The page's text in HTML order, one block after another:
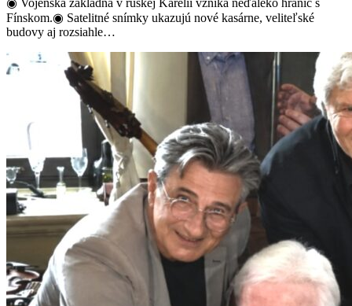
Fínskom.◉ Satelitné snímky ukazujú nové kasárne, veliteľské
budovy aj rozsiahle…